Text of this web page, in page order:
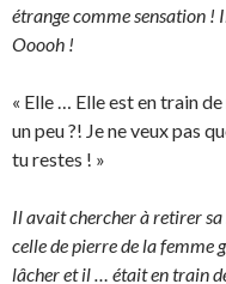
étrange comme sensation !
Ooooh !
« Elle … Elle est en train
un peu ?! Je ne veux pas
tu restes ! »
Il avait chercher à retirer
celle de pierre de la femme
lâcher et il … était en train